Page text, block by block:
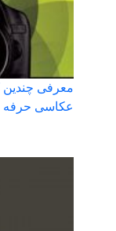
معرفی چندین
عکاسی حرفه